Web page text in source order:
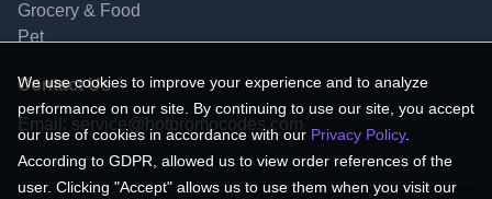
Grocery & Food
Pet
Contact Us
Email: service@hotpromocodes.com
We use cookies to improve your experience and to analyze
performance on our site. By continuing to use our site, you accept
our use of cookies in accordance with our Privacy Policy.
According to GDPR, allowed us to view order references of the
user. Clicking "Accept" allows us to use them when you visit our